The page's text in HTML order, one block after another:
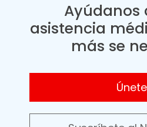
Ayúdanos
asistencia
más se
Únete